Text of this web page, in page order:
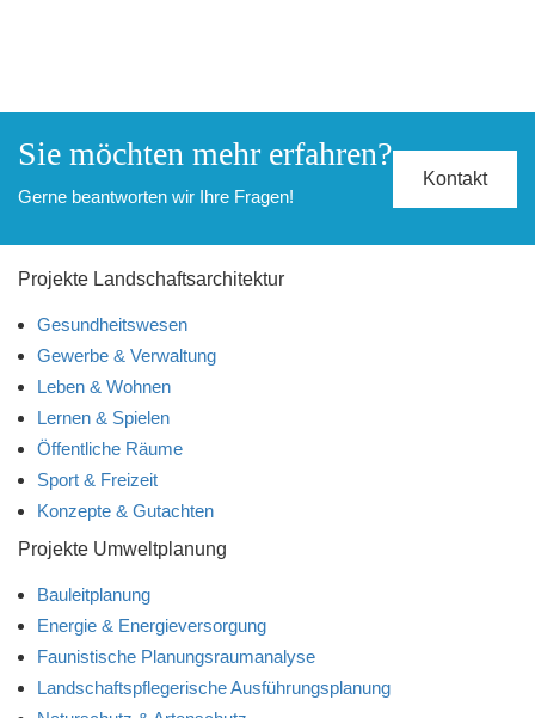
Kontakt
Sie möchten mehr erfahren?
Gerne beantworten wir Ihre Fragen!
Projekte Landschaftsarchitektur
Gesundheitswesen
Gewerbe & Verwaltung
Leben & Wohnen
Lernen & Spielen
Öffentliche Räume
Sport & Freizeit
Konzepte & Gutachten
Projekte Umweltplanung
Bauleitplanung
Energie & Energieversorgung
Faunistische Planungsraumanalyse
Landschaftspflegerische Ausführungsplanung